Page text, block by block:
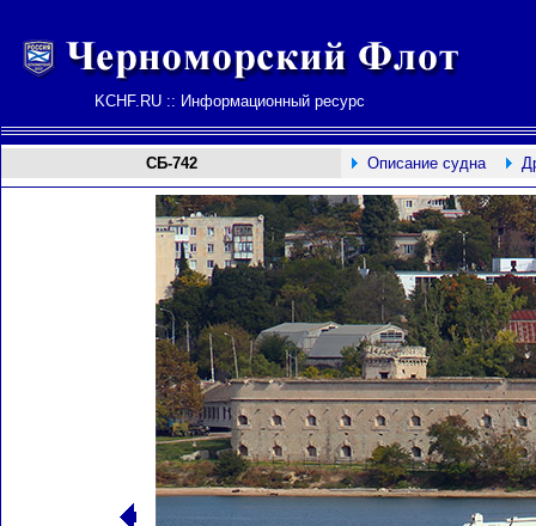
KCHF.RU :: Информационный ресурс
СБ-742 Описание судна